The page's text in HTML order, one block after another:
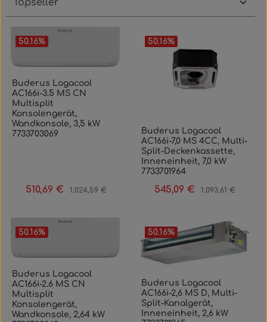
50.16%
Buderus Logacool
AC166i-3.5 MS CN
Multisplit
Konsolengerät,
Wandkonsole, 3,5 kW
7733703069
Verkaufspreis:
510,69 € Regulärer Preis:
1.024,59 €
50.16%
Buderus Logacool
AC166i-7,0 MS 4CC, Multi-
Split-Deckenkassette,
Inneneinheit, 7,0 kW
7733701964
Verkaufspreis:
545,09 € Regulärer Preis:
1.093,61 €
50.16%
Buderus Logacool
AC166i-2.6 MS CN
Multisplit
Konsolengerät,
Wandkonsole, 2,64 kW
50.16%
Buderus Logacool
AC166i-2,6 MS D, Multi-
Split-Kanalgerät,
Inneneinheit, 2,6 kW